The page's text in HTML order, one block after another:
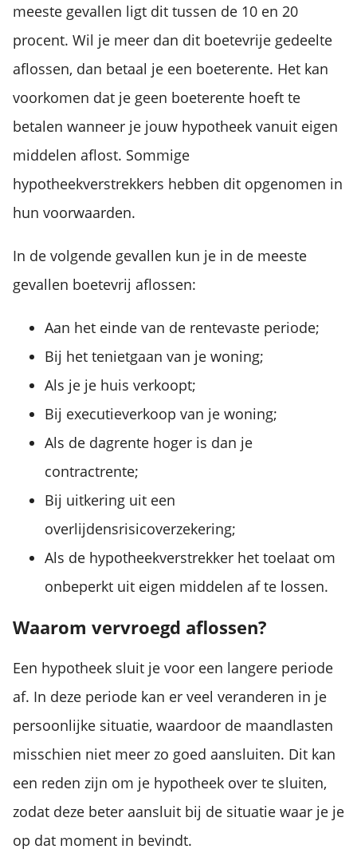
meeste gevallen ligt dit tussen de 10 en 20
procent. Wil je meer dan dit boetevrije gedeelte
aflossen, dan betaal je een boeterente. Het kan
voorkomen dat je geen boeterente hoeft te
betalen wanneer je jouw hypotheek vanuit eigen
middelen aflost. Sommige
hypotheekverstrekkers hebben dit opgenomen in
hun voorwaarden.
In de volgende gevallen kun je in de meeste
gevallen boetevrij aflossen:
Aan het einde van de rentevaste periode;
Bij het tenietgaan van je woning;
Als je je huis verkoopt;
Bij executieverkoop van je woning;
Als de dagrente hoger is dan je
contractrente;
Bij uitkering uit een
overlijdensrisicoverzekering;
Als de hypotheekverstrekker het toelaat om
onbeperkt uit eigen middelen af te lossen.
Waarom vervroegd aflossen?
Een hypotheek sluit je voor een langere periode
af. In deze periode kan er veel veranderen in je
persoonlijke situatie, waardoor de maandlasten
misschien niet meer zo goed aansluiten. Dit kan
een reden zijn om je hypotheek over te sluiten,
zodat deze beter aansluit bij de situatie waar je je
op dat moment in bevindt.